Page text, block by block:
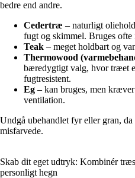
bedre end andre.
Cedertræ – naturligt
fugt og skimmel. Bruges ofte
Teak – meget holdbart og
Thermowood
bæredygtigt valg, hvor træet
fugtresistent.
Eg – kan bruges, men
ventilation.
Undgå ubehandlet fyr eller gran,
misfarvede.
Skab dit eget udtryk: Kombinér
personligt hegn